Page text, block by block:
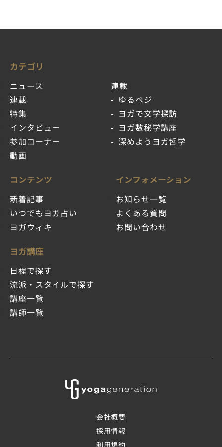
カテゴリ
ニュース
連載
特集
インタビュー
参加コーナー
動画
連載
ゆるベジ
ヨガで文学探訪
ヨガ数秘学講座
深めようヨガ哲学
コンテンツ
新着記事
いつでもヨガ占い
ヨガウィキ
ヨガ講座
日程で探す
流派・スタイルで探す
講座一覧
講師一覧
インフォメーション
お知らせ一覧
よくある質問
お問い合わせ
会社概要
採用情報
利用規約